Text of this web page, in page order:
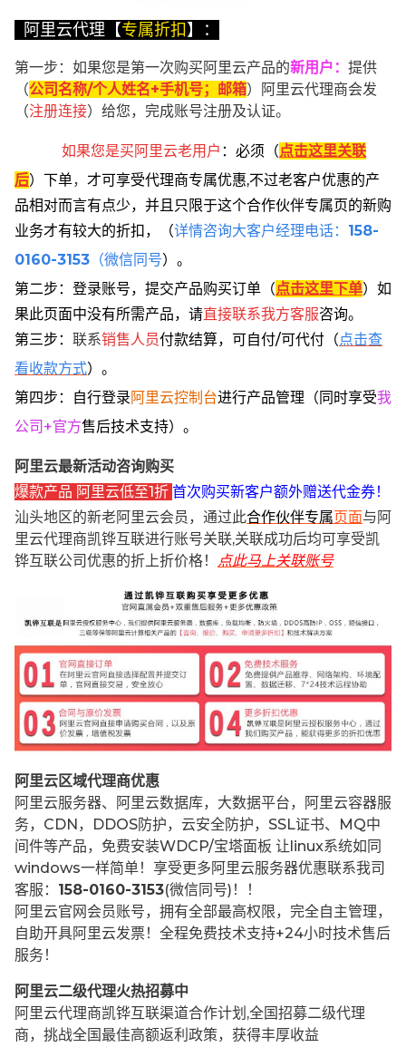
阿里云代理【专属折扣】：
第一步：如果您是第一次购买阿里云产品的新用户 ： 提供
（公司名称/个人姓名+手机号；邮箱）阿里云代理商会发
（注册连接）给您，完成账号注册及认证。
如果您是买阿里云老用户 ： 必须 （点击这里关联
后） 下单， 才可享受代理商专属优惠,不过老客户优惠的产
品相对而言有点少，并且只限于这个合作伙伴专属页的新购
业务才有较大的折扣，
（详情咨询大客户经理电话： 158-
0160-3153 （微信同号）。
第二步：登录账号，提交产品购买订单（点击这里下单） 如
果此页面中没有所需产品，请直接联系我方客服咨询。
第三步： 联系销售人员付款结算，可自付/可代付（点击查
看收款方式）。
第四步：自行登录阿里云控制台进行产品管理（同时享受我
公司+官方售后技术支持）。
阿里云最新活动咨询购买
爆款产品 阿里云低至1折 首次购买新客户额外赠送代金券！
汕头地区的新老阿里云会员，通过此合作伙伴专属页面与阿
里云代理商凯铧互联进行账号关联,关联成功后均可享受凯
铧互联公司优惠的折上折价格！
点此马上关联账号
阿里云区域代理商优惠
阿里云服务器、阿里云数据库，大数据平台，阿里云容器服
务，CDN，DDOS防护，云安全防护，SSL证书、MQ中
间件等产品，免费安装WDCP/宝塔面板 让 linux系统如同
windows一样简单！享受更多阿里云服务器优惠联系我司
客服： 158-0160-3153(微信同号)！！
阿里云官网会员账号，拥有全部最高权限，完全自主管理，
自助开具阿里云发票！全程免费技术支持+24小时技术售后
服务！
阿里云二级代理火热招募中
阿里云代理商凯铧互联渠道合作计划,全国招募二级代理
商，挑战全国最佳高额返利政策，获得丰厚收益